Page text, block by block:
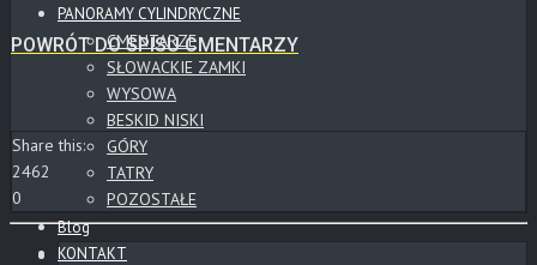
PANORAMY CYLINDRYCZNE
CMENTARZE
SŁOWACKIE ZAMKI
WYSOWA
BESKID NISKI
GÓRY
TATRY
POZOSTAŁE
Blog
KONTAKT
POWRÓT DO SPISU CMENTARZY
Share this:
2462
0